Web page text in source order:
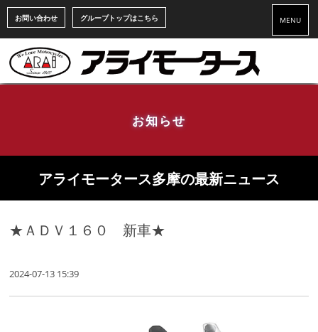
お問い合わせ グループトップはこちら MENU
お知らせ
アライモータース多摩の最新ニュース
★ＡＤＶ１６０ 新車★
2024-07-13 15:39